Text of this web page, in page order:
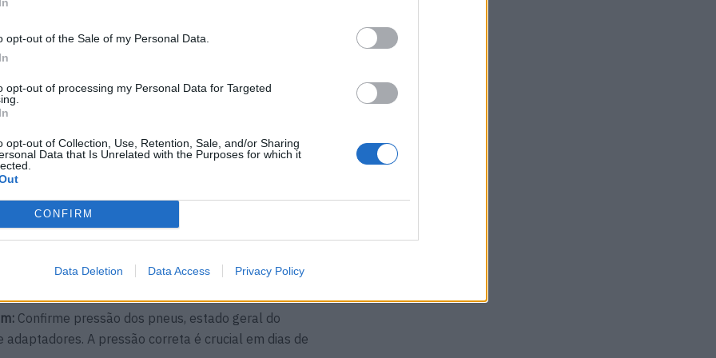
opt-out of the Sale of my Personal Data.
opt-out of processing my Personal Data for Targeted
opt-out of Collection, Use, Retention, Sale, and/or Sharing
Data that Is Unrelated with the Purposes for which it
CONFIRM
Data Deletion Data Access Privacy Policy
posto após terminar o carregamento.
reduzir o tempo de paragem. Confirme a
evitar custos desnecessários.
o carregamento em pausas para refeições,
ajudam a recuperar autonomia e a evitar esforço
inteligente:Ajuste a climatização para níveis
em autoestrada. Sempre que possível,
ligado à rede.
Confirme pressão dos pneus, estado geral do
A pressão correta é crucial em dias de